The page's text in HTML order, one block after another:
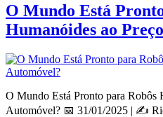
O Mundo Está
Humanóides ao
O Mundo Está Pronto para Robôs
Automóvel? 📅 31/01/2025 | ✍️